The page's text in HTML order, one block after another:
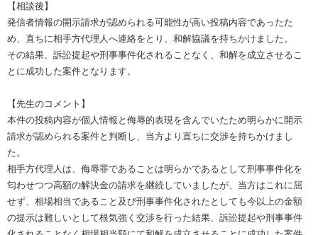
【相談後】
発信者情報の開示請求が認められる可能性が高い投稿内容であったた
め、直ちに相手方代理人へ連絡をとり、和解協議を持ちかけました。
その結果、訴訟提起や刑事事件化されることなく、和解を成立させるこ
とに成功した案件となります。
【先生のコメント】
本件の投稿内容が個人情報と侮辱的表現を含んでいたため明らかに開示
請求が認められる案件と判断し、当方より直ちに交渉を持ちかけまし
た。
相手方代理人は、侮辱罪であることは明らかであるとして刑事事件化を
匂わせつつ高額の解決金の請求を継続していましたが、当方はこれに屈
せず、相場相当であること及び刑事事件化されたとしても今以上の金額
の提示は難しいとして根気強く交渉を行った結果、訴訟提起や刑事事件